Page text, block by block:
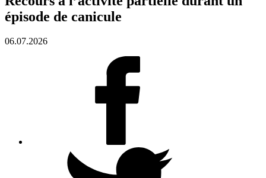
épisode de canicule
06.07.2026